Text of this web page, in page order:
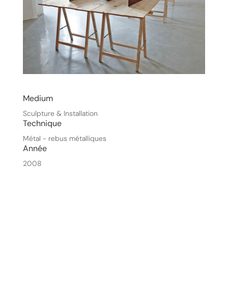
Medium
Sculpture & Installation
Technique
Métal - rebus métalliques
Année
2008